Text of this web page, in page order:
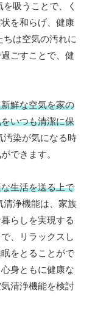
を吸うことで、く
を和らげ、健康
ちは空気の汚れに
ごすことで、健
鮮な空気を家の
いつも清潔に保
汚染が気になる時
できます。
生活を送る上で
清浄機能は、家族
らしを実現する
、リラックスし
をとることがで
身ともに健康な
清浄機能を検討